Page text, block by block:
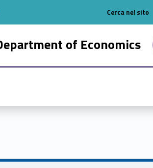
of Economics
21